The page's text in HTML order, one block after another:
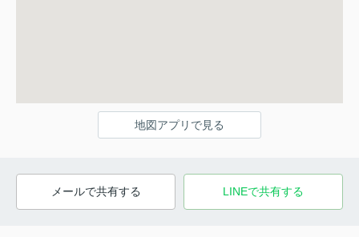
地図アプリで見る
メールで共有する LINEで共有する